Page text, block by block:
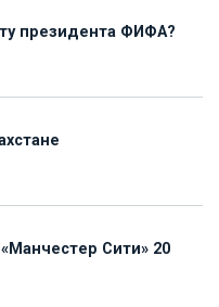
президента ФИФА?
Сити» 20